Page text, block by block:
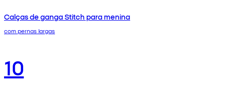
Calças de ganga Stitch para menina
com pernas largas
10